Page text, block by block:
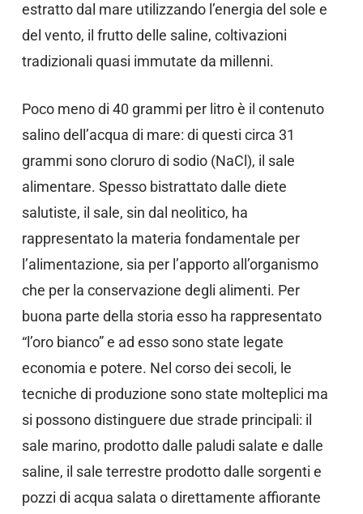
estratto dal mare utilizzando l’energia del sole e
del vento, il frutto delle saline, coltivazioni
tradizionali quasi immutate da millenni.
Poco meno di 40 grammi per litro è il contenuto
salino dell’acqua di mare: di questi circa 31
grammi sono cloruro di sodio (NaCl), il sale
alimentare. Spesso bistrattato dalle diete
salutiste, il sale, sin dal neolitico, ha
rappresentato la materia fondamentale per
l’alimentazione, sia per l’apporto all’organismo
che per la conservazione degli alimenti. Per
buona parte della storia esso ha rappresentato
“l’oro bianco” e ad esso sono state legate
economia e potere. Nel corso dei secoli, le
tecniche di produzione sono state molteplici ma
si possono distinguere due strade principali: il
sale marino, prodotto dalle paludi salate e dalle
saline, il sale terrestre prodotto dalle sorgenti e
pozzi di acqua salata o direttamente affiorante